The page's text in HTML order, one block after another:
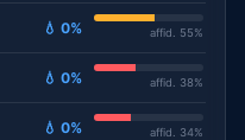
💧 0% affid. 55%
💧 0% affid. 38%
💧 0% affid. 34%